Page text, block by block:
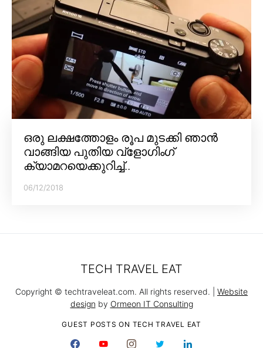
ഒരു ലക്ഷത്തോളം രൂപ മുടക്കി ഞാൻ
വാങ്ങിയ പുതിയ വ്‌ളോഗിംഗ്
ക്യാമറയെക്കുറിച്ച്..
06/12/2018
GUEST POSTS ON TECH TRAVEL EAT
TECH TRAVEL EAT
Copyright © techtraveleat.com. All rights reserved. | Website
design by Ormeon IT Consulting